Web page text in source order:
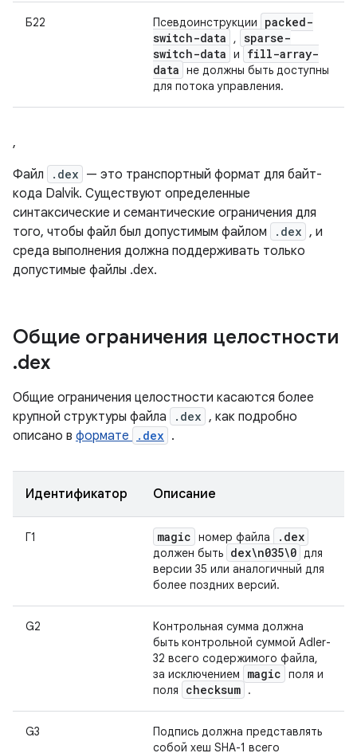
Б22 Псевдоинструкции
packed-
switch-data
, sparse-
switch-data и
fill-array-
data не должны быть доступны
для потока управления.
,
Файл
.dex — это транспортный формат для байт-
кода Dalvik. Существуют определенные
синтаксические и семантические ограничения для
того, чтобы файл был допустимым файлом
.dex , и
среда выполнения должна поддерживать только
допустимые файлы .dex.
Общие ограничения целостности
.dex
Общие ограничения целостности касаются более
крупной структуры файла
.dex , как подробно
описано в формате .dex .
Идентификатор Описание
Г1 magic номер файла . dex
должен быть dex\n035\0 для
версии 35 или аналогичный для
более поздних версий.
G2
Контрольная сумма должна
быть контрольной суммой Adler-
32 всего содержимого файла,
за исключением
magic поля и
поля
checksum .
G3
Подпись должна представлять
собой хеш SHA-1 всего